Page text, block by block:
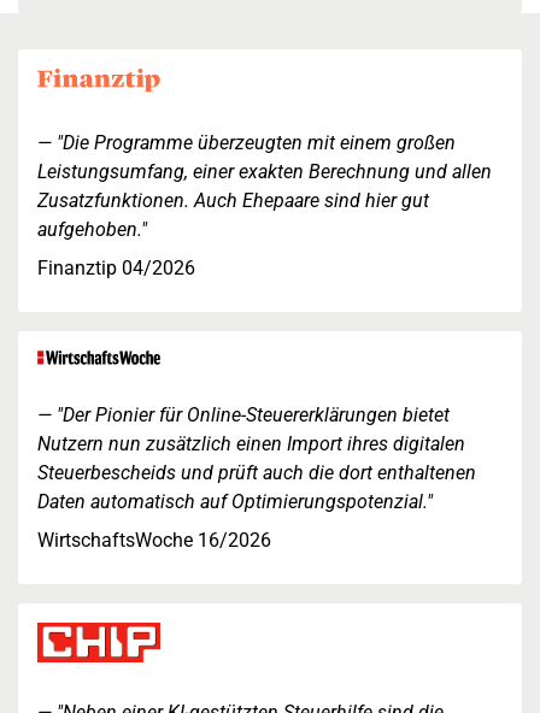
"Die Programme überzeugten mit einem großen
Leistungsumfang, einer exakten Berechnung und allen
Zusatzfunktionen. Auch Ehepaare sind hier gut
aufgehoben."
Finanztip 04/2026
"Der Pionier für Online-Steuererklärungen bietet
Nutzern nun zusätzlich einen Import ihres digitalen
Steuerbescheids und prüft auch die dort enthaltenen
Daten automatisch auf Optimierungspotenzial."
WirtschaftsWoche 16/2026